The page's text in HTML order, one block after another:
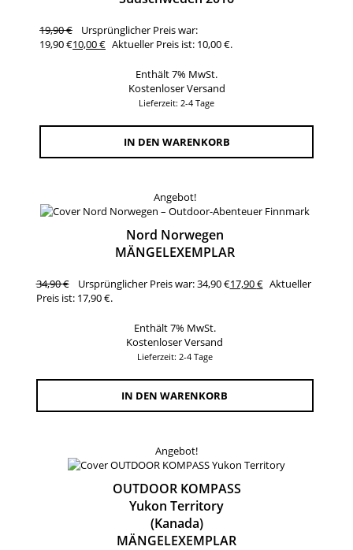
19,90€
Ursprünglicher Preis war:
19,90 €10,00€ Aktueller Preis ist: 10,00 €.
Enthält 7% MwSt.
Kostenloser Versand
Lieferzeit: 2-4 Tage
IN DEN WARENKORB
Angebot!
Nord Norwegen
MÄNGELEXEMPLAR
34,90€ Ursprünglicher Preis war: 34,90 €17,90€ Aktueller
Preis ist: 17,90 €.
Enthält 7% MwSt.
Kostenloser Versand
Lieferzeit: 2-4 Tage
IN DEN WARENKORB
Angebot!
OUTDOOR KOMPASS
Yukon Territory
(Kanada)
MÄNGELEXEMPLAR